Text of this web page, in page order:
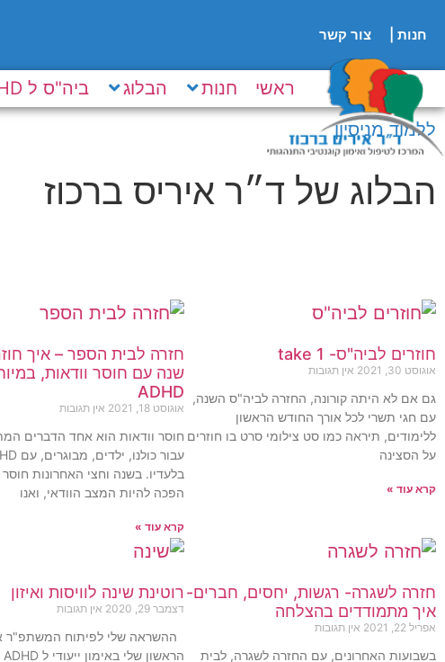
חנות | צור קשר
ראשי חנות הבלוג ביה"ס ל ADHD
ללמוד מניסיון
הבלוג של ד״ר איריס ברכוז
חוזרים לביה"ס- take 1
אוגוסט 30, 2021 אין תגובות
גם אם לא היתה קורונה, החזרה לביה"ס השנה,
עם חגי תשרי לכל אורך החודש הראשון
ללימודים, תיראה כמו סט צילומי סרט בו חוזרים
על הסצינה
קרא עוד »
חזרה לבית הספר – איך
שנה עם חוסר וודאות,
ADHD
אוגוסט 18, 2021 אין תגובות
חוסר וודאות הוא אחד הדברים
בלעדיו. בשנה וחצי האחרונות חוסר
הפכה להיות המצב הוודאי, ואנו
קרא עוד »
חזרה לשגרה- רגשות, יחסים, חברים-
איך מתמודדים בהצלחה
אפריל 22, 2021 אין תגובות
בשבועות האחרונים, עם החזרה לשגרה, לבית
רוטינת שינה לוויסות ואיזון
דצמבר 29, 2020 אין תגובות
ההשראה שלי לפיתוח המשתפ"ר